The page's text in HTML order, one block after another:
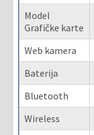
Model
Grafičke karte
Web kamera
Baterija
Bluetooth
Wireless